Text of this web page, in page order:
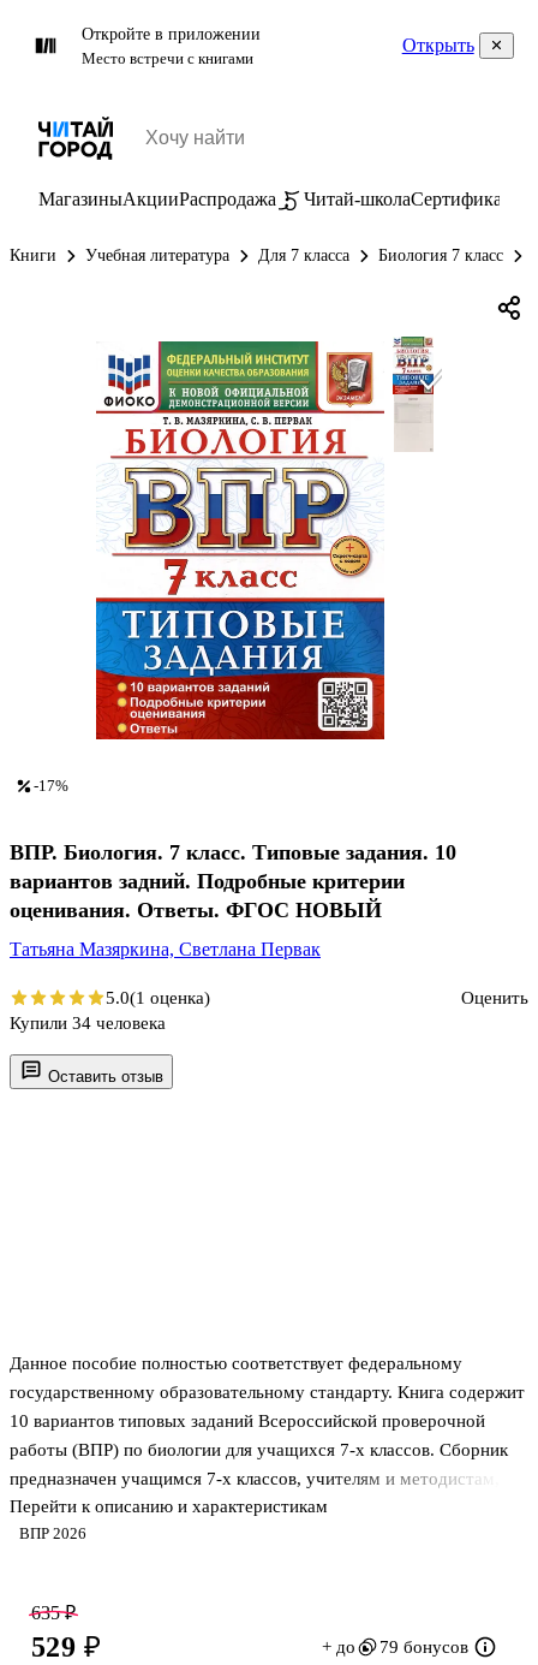
Откройте в приложении
Место встречи с книгами
Открыть
МагазиныАкцииРаспродажа Читай-школаСертификаты
Книги Учебная литература Для 7 класса Биология 7 класс
Оставить отзыв
ВПР 2026
Данное пособие полностью соответствует федеральному
государственному образовательному стандарту. Книга содержит
10 вариантов типовых заданий Всероссийской проверочной
работы (ВПР) по биологии для учащихся 7-х классов. Сборник
предназначен учащимся 7-х классов, учителям и методистам,
использующим типовые задания для подготовки к
Всероссийской проверочной работе по биологии.
Перейти к описанию и характеристикам
-17%
ВПР. Биология. 7 класс. Типовые задания. 10
вариантов задний. Подробные критерии
оценивания. Ответы. ФГОС НОВЫЙ
Татьяна Мазяркина, Светлана Первак
5.0(1 оценка)
Оценить
Купили 34 человека
635 ₽
529 ₽ + до 79 бонусов